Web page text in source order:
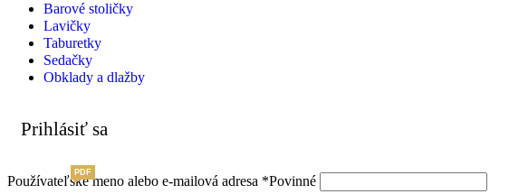
Barové stoličky
Lavičky
Taburetky
Sedačky
Obklady a dlažby
Prihlásiť sa
Používateľské meno alebo e-mailová adresa *Povinné
PDF